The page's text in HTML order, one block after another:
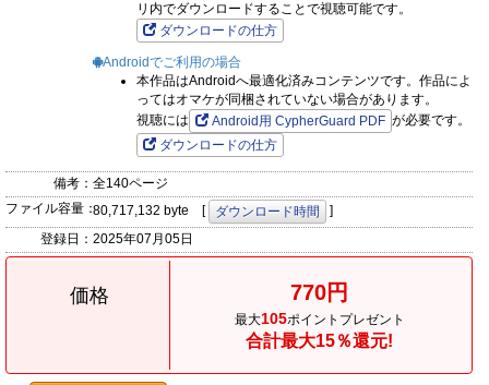
リ内でダウンロードすることで視聴可能です。
ダウンロードの仕方
Androidでご利用の場合
本作品はAndroidへ最適化済みコンテンツです。作品によ
ってはオマケが同梱されていない場合があります。
視聴には
Android用 CypherGuard PDF が必要です。
ダウンロードの仕方
備考： 全140ページ
ファイル容量：80,717,132 byte [ ダウンロード時間
]
登録日： 2025年07月05日
価格 770円
最大105ポイントプレゼント
合計最大15％還元!